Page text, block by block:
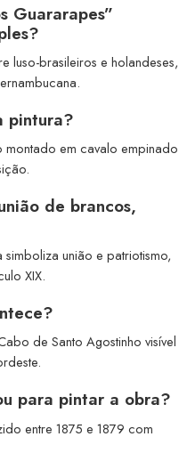
Guararapes”
luso-brasileiros e holandeses,
pintura?
em cavalo empinado
de brancos,
união e patriotismo,
XIX.
de Santo Agostinho visível
para pintar a obra?
entre 1875 e 1879 com